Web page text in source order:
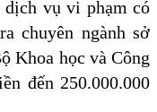
dịch vụ vi phạm có
chuyên ngành sở
Khoa học và Công
đến 250.000.000